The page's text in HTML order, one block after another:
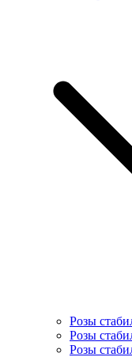
Розы
Розы
Розы